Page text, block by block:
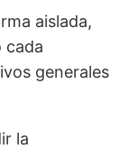
aislada,
cada
generales
la